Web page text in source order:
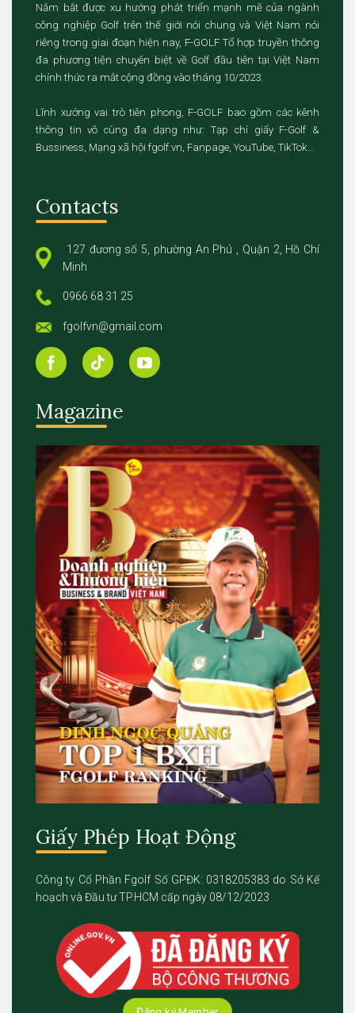
Nắm bắt được xu hướng phát triển mạnh mẽ của ngành
công nghiệp Golf trên thế giới nói chung và Việt Nam nói
riêng trong giai đoạn hiện nay, F-GOLF Tổ hợp truyền thông
đa phương tiện chuyên biệt về Golf đầu tiên tại Việt Nam
chính thức ra mắt cộng đồng vào tháng 10/2023.
Lĩnh xướng vai trò tiên phong, F-GOLF bao gồm các kênh
thông tin vô cùng đa dạng như: Tạp chí giấy F-Golf &
Bussiness, Mạng xã hội fgolf.vn, Fanpage, YouTube, TikTok...
Contacts
127 đương số 5, phường An Phú , Quận 2, Hồ Chí
Minh
0966 68 31 25
fgolfvn@gmail.com
Magazine
Giấy Phép Hoạt Động
Công ty Cổ Phần Fgolf Số GPĐK: 0318205383 do Sở Kế
hoạch và Đầu tư TP.HCM cấp ngày 08/12/2023